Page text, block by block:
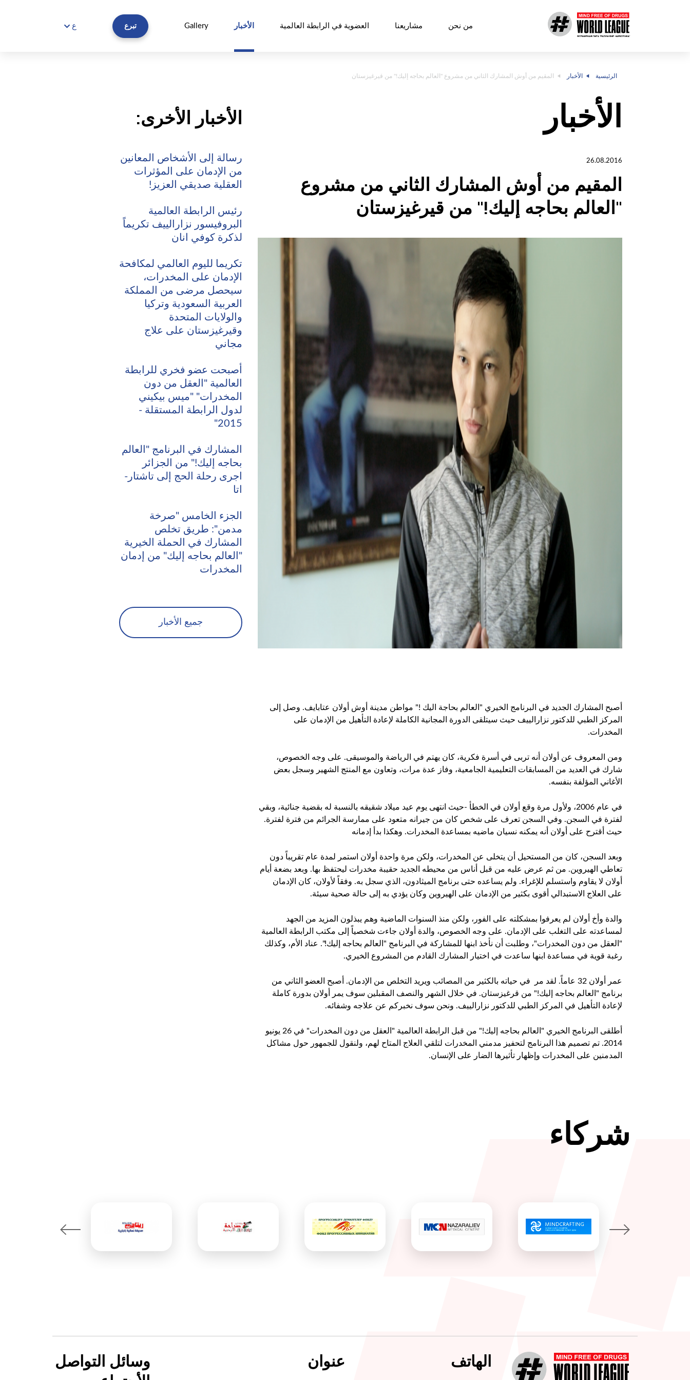
من نحن مشاريعنا العضوية في الرابطة العالمية الأخبار Gallery تبرع ع
الرئيسية الأخبار المقيم من أوش المشارك الثاني من مشروع "العالم بحاجه إليك!" من قيرغيزستان
الأخبار
26.08.2016
المقيم من أوش المشارك الثاني من مشروع
"العالم بحاجه إليك!" من قيرغيزستان
أصبح المشارك الجديد في البرنامج الخيري "العالم بحاجة اليك !" مواطن مدينة أوش أولان عتابايف. وصل إلى
المركز الطبي للدكتور نزارالييف حيث سيتلقى الدورة المجانية الكاملة لإعادة التأهيل من الإدمان على
المخدرات.
ومن المعروف عن أولان أنه تربى في أسرة فكرية، كان يهتم في الرياضة والموسيقى. على وجه الخصوص،
شارك في العديد من المسابقات التعليمية الجامعية، وفاز عدة مرات، وتعاون مع المنتج الشهير وسجل بعض
الأغاني المؤلفة بنفسه.
في عام 2006، ولأول مرة وقع أولان في الخطأ -حيث انتهى يوم عيد ميلاد شقيقه بالنسبة له بقضية جنائية، وبقي
لفترة في السجن. وفي السجن تعرف على شخص كان من جيرانه متعود على ممارسة الجرائم من فترة لفترة.
حيث أقترح على أولان أنه يمكنه نسيان ماضيه بمساعدة المخدرات. وهكذا بدأ إدمانه
وبعد السجن، كان من المستحيل أن يتخلى عن المخدرات، ولكن مرة واحدة أولان استمر لمدة عام تقريباً دون
تعاطي الهيروين. من ثم عرض عليه من قبل أناس من محيطه الجديد حقيبة مخدرات ليحتفظ بها. وبعد بضعة أيام
أولان لا يقاوم واستسلم للإغراء. ولم يساعده حتى برنامج الميثادون، الذي سجل به. وفقاً لأولان، كان الإدمان
على العلاج الاستبدالي أقوى بكثير من الإدمان على الهيروين وكان يؤدي به إلى حالة صحية سيئة.
والدة وأخ أولان لم يعرفوا بمشكلته على الفور، ولكن منذ السنوات الماضية وهم يبذلون المزيد من الجهد
لمساعدته على التغلب على الإدمان. على وجه الخصوص، والدة أولان جاءت شخصياً إلى مكتب الرابطة العالمية
"العقل من دون المخدرات"، وطلبت أن نأخذ ابنها للمشاركة في البرنامج "العالم بحاجه إليك!". عناد الأم، وكذلك
رغبة قوية في مساعدة ابنها ساعدت في اختيار المشارك القادم من المشروع الخيري.
عمر أولان 32 عاماً. لقد مر في حياته بالكثير من المصائب ويريد التخلص من الإدمان. أصبح العضو الثاني من
برنامج "العالم بحاجه إليك!" من قرغيزستان. في خلال الشهر والنصف المقبلين سوف يمر أولان بدورة كاملة
لإعادة التأهيل في المركز الطبي للدكتور نزارالييف. ونحن سوف نخبركم عن علاجه وشفائه.
أطلقى البرنامج الخيري "العالم بحاجه إليك!" من قبل الرابطة العالمية "العقل من دون المخدرات" في 26 يونيو
2014. تم تصميم هذا البرنامج لتحفيز مدمني المخدرات لتلقي العلاج المتاح لهم، ولنقول للجمهور حول مشاكل
المدمنين على المخدرات وإظهار تأثيرها الضار على الإنسان.
الأخبار الأخرى:
رسالة إلى الأشخاص المعانين
من الإدمان على المؤثرات
العقلية صديقي العزيز!
رئيس الرابطة العالمية
البروفيسور نزارالييف تكريماً
لذكرة كوفي انان
تكريما لليوم العالمي لمكافحة
الإدمان على المخدرات،
سيحصل مرضى من المملكة
العربية السعودية وتركيا
والولايات المتحدة
وقيرغيزستان على علاج
مجاني
أصبحت عضو فخري للرابطة
العالمية "العقل من دون
المخدرات" "ميس بيكيني
لدول الرابطة المستقلة -
2015"
المشارك في البرنامج "العالم
بحاجه إليك!" من الجزائر
اجرى رحلة الحج إلى تاشتار-
اتا
الجزء الخامس "صرخة
مدمن": طريق تخلص
المشارك في الحملة الخيرية
"العالم بحاجه إليك" من إدمان
المخدرات
جميع الأخبار
شركاء
الهاتف عنوان
وسائل التواصل